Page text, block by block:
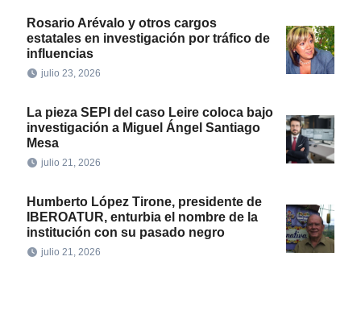
Rosario Arévalo y otros cargos
estatales en investigación por tráfico de
influencias
julio 23, 2026
La pieza SEPI del caso Leire coloca bajo
investigación a Miguel Ángel Santiago
Mesa
julio 21, 2026
Humberto López Tirone, presidente de
IBEROATUR, enturbia el nombre de la
institución con su pasado negro
julio 21, 2026